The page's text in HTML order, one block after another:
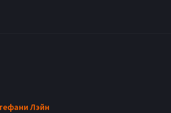
Лэйн